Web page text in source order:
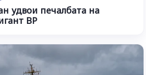
удвои печалбата на
BP